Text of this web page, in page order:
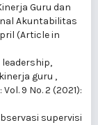
Guru dan
Akuntabilitas
(Article in
guru ,
9 No. 2 (2021):
supervisi